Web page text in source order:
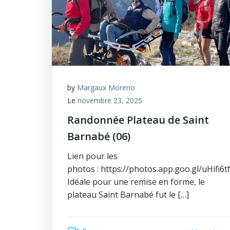
by Margaux Moreno
Le novembre 23, 2025
Randonnée Plateau de Saint
Barnabé (06)
Lien pour les
photos : https://photos.app.goo.gl/
Idéale pour une remise en forme, le
plateau Saint Barnabé fut le […]